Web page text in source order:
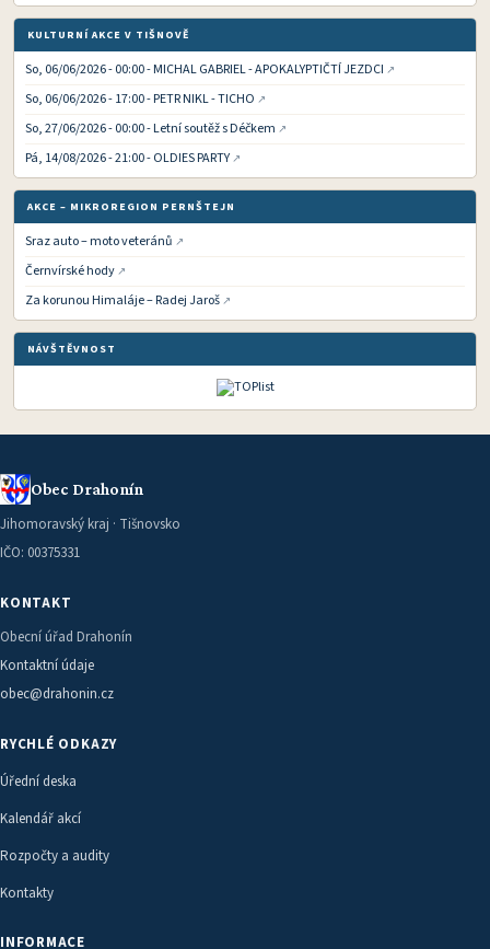
KULTURNÍ AKCE V TIŠNOVĚ
So, 06/06/2026 - 00:00 - MICHAL GABRIEL - APOKALYPTIČTÍ JEZDCI
So, 06/06/2026 - 17:00 - PETR NIKL - TICHO
So, 27/06/2026 - 00:00 - Letní soutěž s Déčkem
Pá, 14/08/2026 - 21:00 - OLDIES PARTY
AKCE – MIKROREGION PERNŠTEJN
Sraz auto – moto veteránů
Černvírské hody
Za korunou Himaláje – Radej Jaroš
NÁVŠTĚVNOST
Obec Drahonín
Jihomoravský kraj · Tišnovsko
IČO: 00375331
KONTAKT
Obecní úřad Drahonín
Kontaktní údaje
obec@drahonin.cz
RYCHLÉ ODKAZY
Úřední deska
Kalendář akcí
Rozpočty a audity
Kontakty
INFORMACE